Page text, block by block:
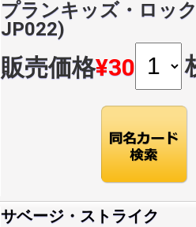
プランキッズ・ロッ
JP022)
販売価格¥30
サベージ・ストライク